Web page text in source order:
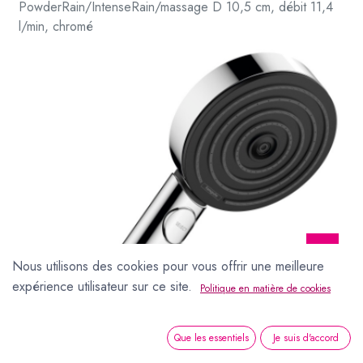
PowderRain/IntenseRain/massage D 10,5 cm, débit 11,4
l/min, chromé
Nous utilisons des cookies pour vous offrir une meilleure
expérience utilisateur sur ce site.
Politique en matière de cookies
Que les essentiels Je suis d'accord